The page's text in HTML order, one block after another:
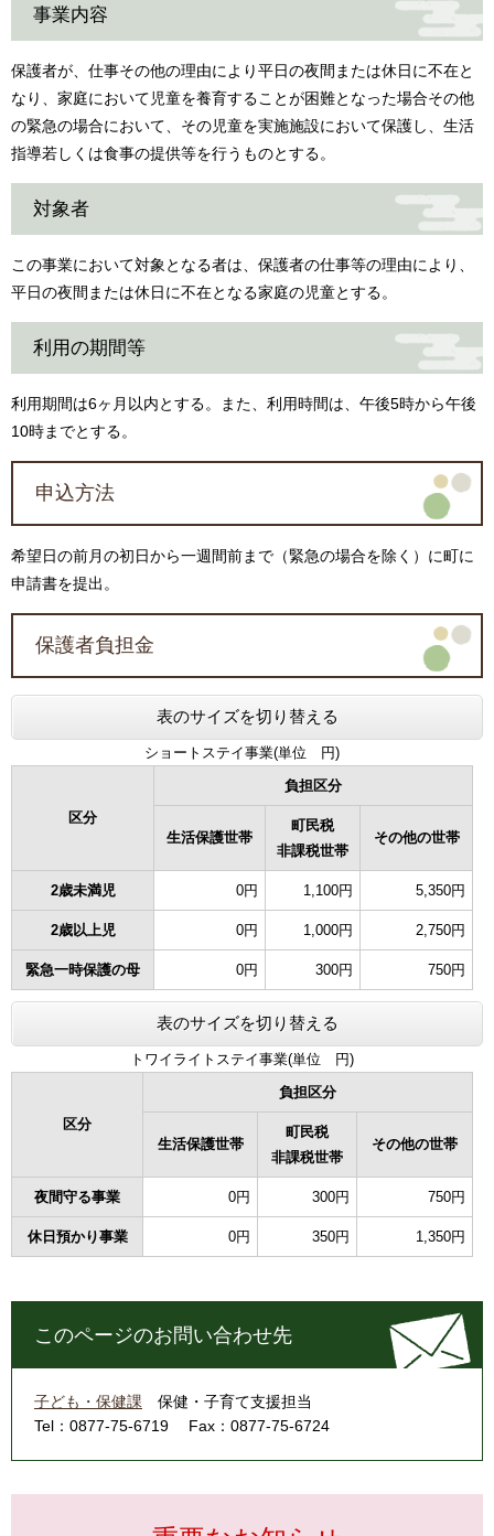
事業内容
保護者が、仕事その他の理由により平日の夜間または休日に不在と
なり、家庭において児童を養育することが困難となった場合その他
の緊急の場合において、その児童を実施施設において保護し、生活
指導若しくは食事の提供等を行うものとする。
対象者
この事業において対象となる者は、保護者の仕事等の理由により、
平日の夜間または休日に不在となる家庭の児童とする。
利用の期間等
利用期間は6ヶ月以内とする。また、利用時間は、午後5時から午後
10時までとする。
申込方法
希望日の前月の初日から一週間前まで（緊急の場合を除く）に町に
申請書を提出。
保護者負担金
表のサイズを切り替える
ショートステイ事業(単位 円)
区分
負担区分
生活保護世帯
町民税
非課税世帯
その他の世帯
2歳未満児 0円 1,100円 5,350円
2歳以上児 0円 1,000円 2,750円
緊急一時保護の母 0円 300円 750円
表のサイズを切り替える
トワイライトステイ事業(単位 円)
区分
負担区分
生活保護世帯
町民税
非課税世帯
その他の世帯
夜間守る事業 0円 300円 750円
休日預かり事業 0円 350円 1,350円
このページのお問い合わせ先
子ども・保健課
保健・子育て支援担当
Tel：0877-75-6719
Fax：0877-75-6724